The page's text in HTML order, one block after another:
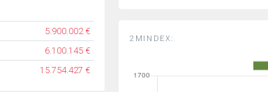
5.900.002 €
6.100.145 €
15.754.427 €
2MINDEX: